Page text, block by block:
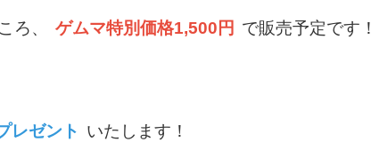
ろ、 ゲムマ特別価格1,500円 で販売予定です！
レゼント いたします！